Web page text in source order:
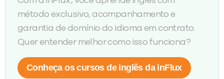
método exclusivo, acompanhamento e
garantia de domínio do idioma em contrato.
Quer entender melhor como isso funciona?
Conheça os cursos de inglês da inFlux